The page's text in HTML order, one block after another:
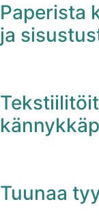
Paperista
ja
Tuunaa